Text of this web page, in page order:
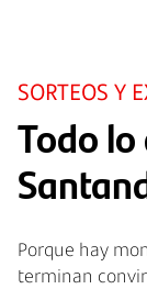
SORTEOS Y
Todo
Porque hay
terminan